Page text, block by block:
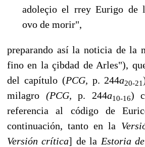
adoleçio el rrey Eurigo de
ovo de morir",
preparando así la noticia de la
fino en la çibdad de Arles"),
del capítulo (PCG, p. 244a20-21
milagro (PCG,p. 244a10-16)
referencia al código de
continuación, tanto en la
Versión crítica] de la Estoria